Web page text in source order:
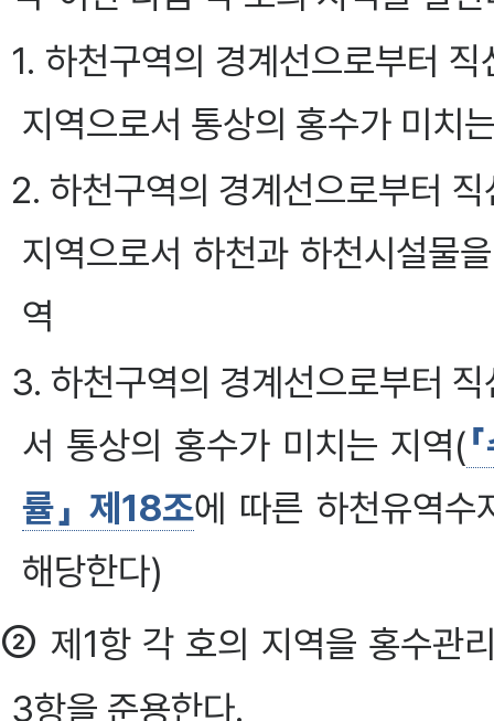
1. 하천구역의 경계선으로부터
지역으로서 통상의 홍수가 미치
2. 하천구역의 경계선으로부터
지역으로서 하천과 하천시설물
역
3. 하천구역의 경계선으로부터
서 통상의 홍수가 미치는 지역(
률」 제18조에 따른 하천유역수
해당한다)
② 제1항 각 호의 지역을 홍수관
3항을 준용한다.